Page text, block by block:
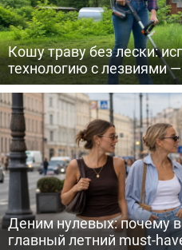
Кошу траву без лески:
технологию с лезвиями
Деним нулевых:
главный летний must-